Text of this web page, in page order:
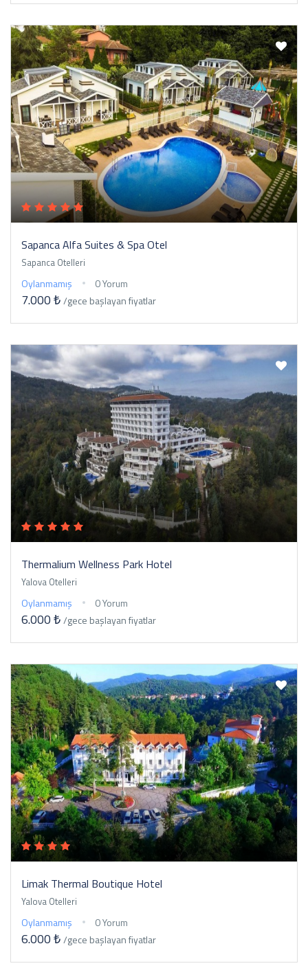
Sapanca Alfa Suites & Spa Otel
Sapanca Otelleri
Oylanmamış 0 Yorum
7.000 ₺/gece başlayan fiyatlar
Thermalium Wellness Park Hotel
Yalova Otelleri
Oylanmamış 0 Yorum
6.000 ₺/gece başlayan fiyatlar
Limak Thermal Boutique Hotel
Yalova Otelleri
Oylanmamış 0 Yorum
6.000 ₺/gece başlayan fiyatlar